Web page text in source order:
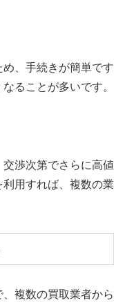
、手続きが簡単です
ることが多いです。
渉次第でさらに高値
用すれば、複数の業
複数の買取業者から